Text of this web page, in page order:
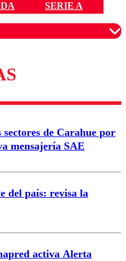
SERIE A
para garantizar un
sectores de Carahue por
mensajería SAE
del país: revisa la
activa Alerta